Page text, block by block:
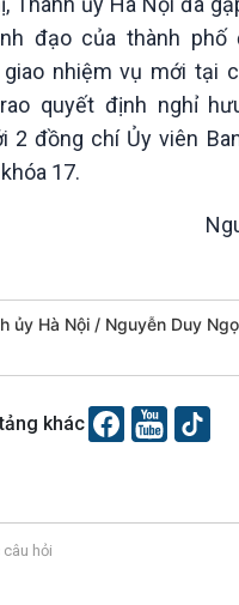
Góc nhìn VOV1
Bình luận
Câu chuyện
Dòng chảy sự
Diễn đàn chủ
Chuyện đêm
đạo của thành phố
nhiệm vụ mới tại
quyết định nghỉ
2 đồng chí Ủy viên
17.
ủy Hà Nội Nguyễn Duy
khác